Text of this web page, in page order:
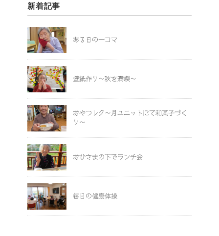
新着記事
ある日の一コマ
壁紙作り～秋を満喫～
おやつレク～月ユニットにて和菓子づく
り～
おひさまの下でランチ会
毎日の健康体操